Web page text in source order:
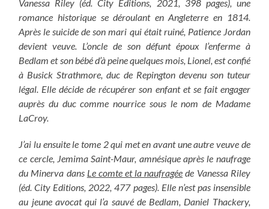
Vanessa Riley (éd. City Editions, 2021, 398 pages), une
romance historique se déroulant en Angleterre en 1814.
Après le suicide de son mari qui était ruiné, Patience Jordan
devient veuve. L’oncle de son défunt époux l’enferme à
Bedlam et son bébé d’à peine quelques mois, Lionel, est confié
à Busick Strathmore, duc de Repington devenu son tuteur
légal. Elle décide de récupérer son enfant et se fait engager
auprès du duc comme nourrice sous le nom de Madame
LaCroy.
J’ai lu ensuite le tome 2 qui met en avant une autre veuve de
ce cercle, Jemima Saint-Maur, amnésique après le naufrage
du Minerva dans Le comte et la naufragée de Vanessa Riley
(éd. City Editions, 2022, 477 pages). Elle n’est pas insensible
au jeune avocat qui l’a sauvé de Bedlam, Daniel Thackery,